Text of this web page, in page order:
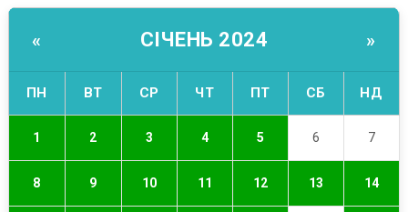
« СІЧЕНЬ 2024 »
ПН ВТ СР ЧТ ПТ СБ НД
1 2 3 4 5 6 7
8 9 10 11 12 13 14